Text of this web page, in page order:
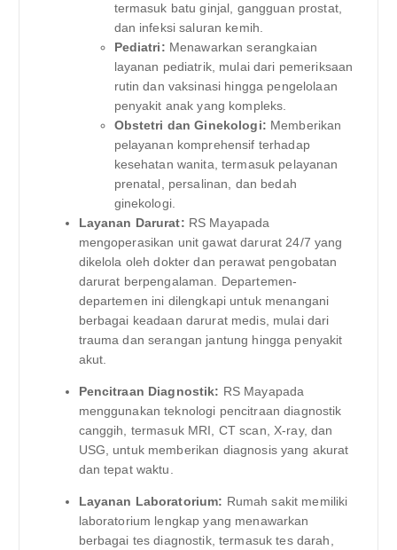
termasuk batu ginjal, gangguan prostat,
dan infeksi saluran kemih.
Pediatri: Menawarkan serangkaian
layanan pediatrik, mulai dari pemeriksaan
rutin dan vaksinasi hingga pengelolaan
penyakit anak yang kompleks.
Obstetri dan Ginekologi: Memberikan
pelayanan komprehensif terhadap
kesehatan wanita, termasuk pelayanan
prenatal, persalinan, dan bedah
ginekologi.
Layanan Darurat: RS Mayapada
mengoperasikan unit gawat darurat 24/7 yang
dikelola oleh dokter dan perawat pengobatan
darurat berpengalaman. Departemen-
departemen ini dilengkapi untuk menangani
berbagai keadaan darurat medis, mulai dari
trauma dan serangan jantung hingga penyakit
akut.
Pencitraan Diagnostik: RS Mayapada
menggunakan teknologi pencitraan diagnostik
canggih, termasuk MRI, CT scan, X-ray, dan
USG, untuk memberikan diagnosis yang akurat
dan tepat waktu.
Layanan Laboratorium: Rumah sakit memiliki
laboratorium lengkap yang menawarkan
berbagai tes diagnostik, termasuk tes darah,